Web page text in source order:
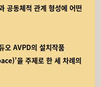
공동체적 관계 형성에 어떤
오 AVPD의 설치작품
을 주제로 한 세 차례의